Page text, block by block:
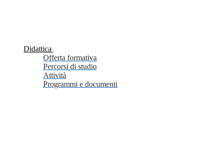
Didattica
Offerta formativa
Percorsi di studio
Attività
Programmi e documenti